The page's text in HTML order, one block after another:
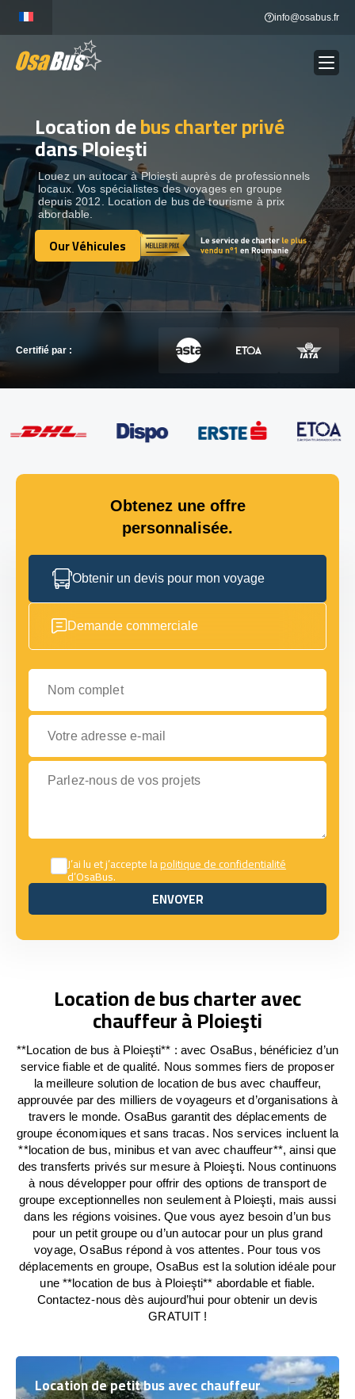
content
info@osabus.fr
LOCATION DE BUS Show dropdown
DESTINATIONS
OUR VÉHICULES
CONTACTEZ-NOUS
CONTACTEZ-NOUS
Location debus charter privé
dans Ploieşti
Louez un autocar à Ploieşti auprès de professionnels
locaux. Vos spécialistes des voyages en groupe
depuis 2012. Location de bus de tourisme à prix
abordable.
Our Véhicules
Our Véhicules
Certifié par :
Obtenez une offre
personnalisée.
Obtenir un devis pour mon voyage
Demande commerciale
Nom complet
Votre adresse e-mail
Parlez-nous de vos projets
J’ai lu et j’accepte lapolitique de confidentialité
d’OsaBus.
ENVOYER
ENVOYER
Location de bus charter avec
chauffeur à Ploieşti
**Location de bus à Ploieşti** : avec OsaBus, bénéficiez d’un
service fiable et de qualité. Nous sommes fiers de proposer
la meilleure solution de location de bus avec chauffeur,
approuvée par des milliers de voyageurs et d’organisations à
travers le monde. OsaBus garantit des déplacements de
groupe économiques et sans tracas. Nos services incluent la
**location de bus, minibus et van avec chauffeur**, ainsi que
des transferts privés sur mesure à Ploieşti. Nous continuons
à nous développer pour offrir des options de transport de
groupe exceptionnelles non seulement à Ploieşti, mais aussi
dans les régions voisines. Que vous ayez besoin d’un bus
pour un petit groupe ou d’un autocar pour un plus grand
voyage, OsaBus répond à vos attentes. Pour tous vos
déplacements en groupe, OsaBus est la solution idéale pour
une **location de bus à Ploieşti** abordable et fiable.
Contactez-nous dès aujourd’hui pour obtenir un devis
GRATUIT !
Location de petit bus avec chauffeur